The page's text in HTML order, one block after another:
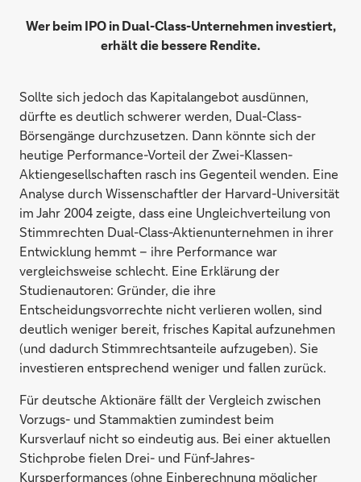
Wer beim IPO in Dual-Class-Unternehmen investiert,
erhält die bessere Rendite.
Sollte sich jedoch das Kapitalangebot ausdünnen,
dürfte es deutlich schwerer werden, Dual-Class-
Börsengänge durchzusetzen. Dann könnte sich der
heutige Performance-Vorteil der Zwei-Klassen-
Aktiengesellschaften rasch ins Gegenteil wenden. Eine
Analyse durch Wissenschaftler der Harvard-Universität
im Jahr 2004 zeigte, dass eine Ungleichverteilung von
Stimmrechten Dual-Class-Aktienunternehmen in ihrer
Entwicklung hemmt – ihre Performance war
vergleichsweise schlecht. Eine Erklärung der
Studienautoren: Gründer, die ihre
Entscheidungsvorrechte nicht verlieren wollen, sind
deutlich weniger bereit, frisches Kapital aufzunehmen
(und dadurch Stimmrechtsanteile aufzugeben). Sie
investieren entsprechend weniger und fallen zurück.
Für deutsche Aktionäre fällt der Vergleich zwischen
Vorzugs- und Stammaktien zumindest beim
Kursverlauf nicht so eindeutig aus. Bei einer aktuellen
Stichprobe fielen Drei- und Fünf-Jahres-
Kursperformances (ohne Einberechnung möglicher